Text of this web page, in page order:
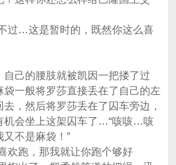
…这是暂时的，既然你这么喜
己的腰肢就被凯因一把搂了过
一般将罗莎直接丢在了自己的左
，然后将罗莎丢在了囚车旁边，
机会坐上这架囚车了…“咳咳…咳
不是麻袋！”
跑，那我就让你跑个够好